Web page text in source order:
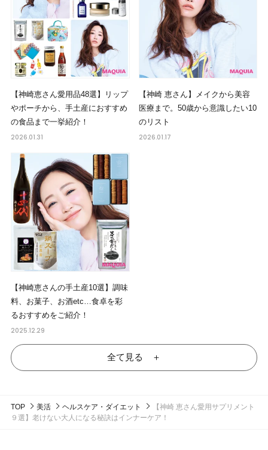
【神崎恵さん愛用品48選】リップ
やポーチから、手土産におすすめ
の食品まで一挙紹介！
2026.01.31
【神崎 恵さん】メイクから美容
医療まで。50歳から意識したい10
のリスト
2026.01.17
【神崎恵さんの手土産10選】調味
料、お菓子、お酒etc…食卓を彩
るおすすめをご紹介！
2025.12.29
全て見る ＋
TOP 美活 ヘルスケア・ダイエット
【神崎 恵さん愛用サプリメント
９選】老けない大人になる秘訣はインナーケア！